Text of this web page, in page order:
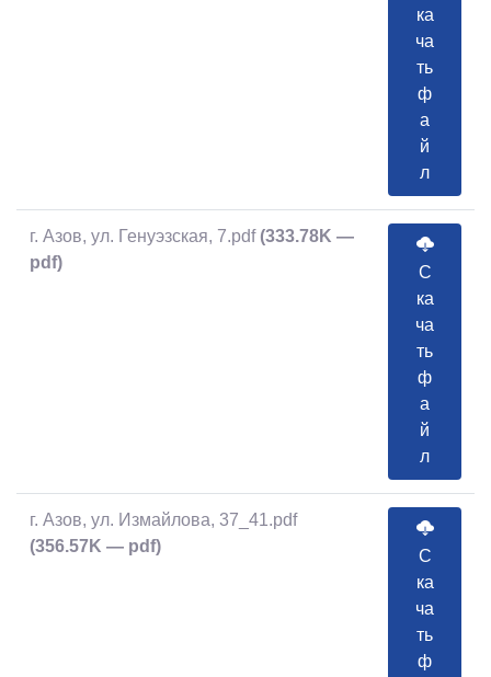
ка
ча
ть
ф
а
й
л
г. Азов, ул. Генуэзская, 7.pdf (333.78K —
pdf)
С
ка
ча
ть
ф
а
й
л
г. Азов, ул. Измайлова, 37_41.pdf
(356.57K — pdf)
С
ка
ча
ть
ф